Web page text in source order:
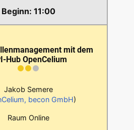
11:00
mit dem
Hub OpenCelium
Jakob Semere
becon GmbH)
Raum Online